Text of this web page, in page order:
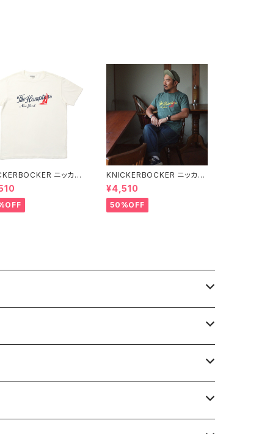
ニッカー
ー MILK ハンプトン T
KNICKERBOCKER ニッカー
ボッカー GREEN ハンプトン
Tシャツ
¥4,510
50%OFF